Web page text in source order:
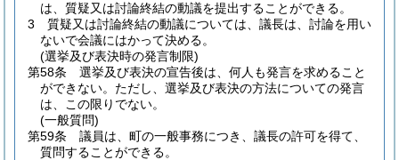
は、質疑又は討論終結の動議を提出することができる。
3
質疑又は討論終結の動議については、議長は、討論を用い
ないで会議にはかって決める。
(選挙及び表決時の発言制限)
第58条
選挙及び表決の宣告後は、何人も発言を求めること
ができない。 ただし、選挙及び表決の方法についての発言
は、この限りでない。
(一般質問)
第59条
議員は、町の一般事務につき、議長の許可を得て、
質問することができる。